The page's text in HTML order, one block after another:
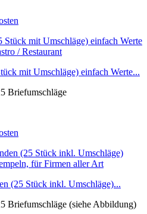
mit Umschläge) einfach Werte...
Briefumschläge
(25 Stück inkl. Umschläge)...
Briefumschläge (siehe Abbildung)